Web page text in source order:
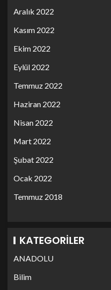
Aralık 2022
Kasım 2022
Ekim 2022
Eylül 2022
Temmuz 2022
Haziran 2022
Nisan 2022
Mart 2022
Şubat 2022
Ocak 2022
Temmuz 2018
KATEGORILER
ANADOLU
Bilim